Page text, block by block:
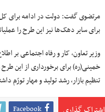
مرتضوی گفت: دولت در ادامه برای
برای سایر دهک‌ها نیز این طرح را
وزیر تعاون، کار و رفاه اجتماعی بر
خمینی(ره) برای برخورداری از این طرح
تنظیم بازار، رشد تولید و مهار تورّم
Facebook